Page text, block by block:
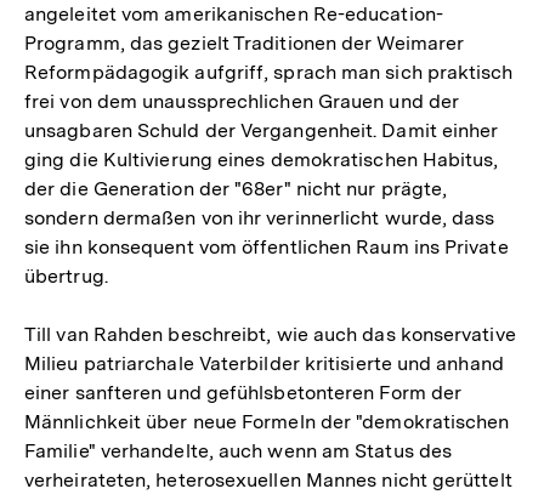
angeleitet vom amerikanischen Re-education-
Programm, das gezielt Traditionen der Weimarer
Reformpädagogik aufgriff, sprach man sich praktisch
frei von dem unaussprechlichen Grauen und der
unsagbaren Schuld der Vergangenheit. Damit einher
ging die Kultivierung eines demokratischen Habitus,
der die Generation der "68er" nicht nur prägte,
sondern dermaßen von ihr verinnerlicht wurde, dass
sie ihn konsequent vom öffentlichen Raum ins Private
übertrug.
Till van Rahden beschreibt, wie auch das konservative
Milieu patriarchale Vaterbilder kritisierte und anhand
einer sanfteren und gefühlsbetonteren Form der
Männlichkeit über neue Formeln der "demokratischen
Familie" verhandelte, auch wenn am Status des
verheirateten, heterosexuellen Mannes nicht gerüttelt